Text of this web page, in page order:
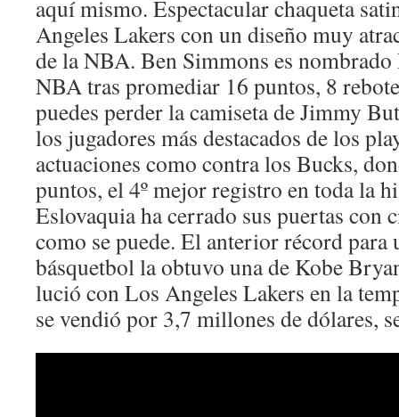
aquí mismo. Espectacular chaqueta
Angeles Lakers con un diseño muy
de la NBA. Ben Simmons es
NBA tras promediar 16 puntos, 8
puedes perder la camiseta de Jimmy
los jugadores más destacados de los
actuaciones como contra los Bucks,
puntos, el 4º mejor registro en toda la
Eslovaquia ha cerrado sus puertas con
como se puede. El anterior récord para
básquetbol la obtuvo una de Kobe
lució con Los Angeles Lakers en la
se vendió por 3,7 millones de dólares,